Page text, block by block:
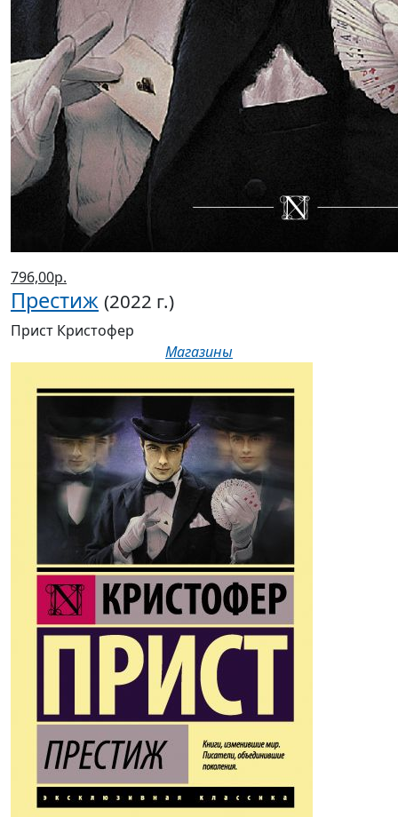
796,00р.
Престиж (2022 г.)
Прист Кристофер
Магазины